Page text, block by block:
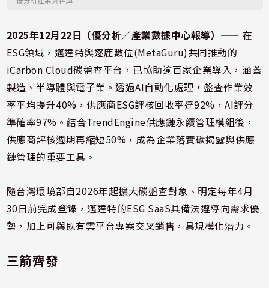
2025年12月22日（優分析／產業數據中心報導） ⸺ 在
ESG領域，邁達特與逐鹿數位(MetaGuru)共同推動的
iCarbon Cloud碳盤查平台，已協助逾百家企業導入，涵蓋
製造、半導體與電子業。透過AI自動化處理，盤查作業效
率平均提升40%，供應商ESG評核回收率達92%，AI評分
準確率97%。結合TrendEngine供應鏈永續管理模組後，
供應商評核週期再縮短50%，成為企業落實碳揭露與供應
鏈管理的重要工具。
隨台灣環境部自2026年起擴大碳盤查對象、明定每年4月
30日前完成登錄，邁達特的ESG SaaS具備法遵導向需求優
勢，加上可與既有雲平台專案交叉銷售，具規模化潛力。
三箭齊發